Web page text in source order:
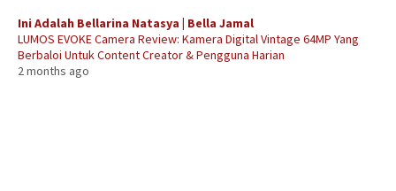
Ini Adalah Bellarina Natasya | Bella Jamal
LUMOS EVOKE Camera Review: Kamera Digital Vintage 64MP Yang
Berbaloi Untuk Content Creator & Pengguna Harian
2 months ago